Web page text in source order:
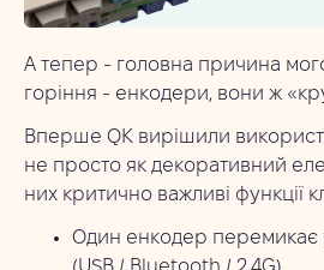
А тепер - головна причина
горіння - енкодери, вони ж
Вперше QK вирішили
не просто як декоративний
них критично важливі функції
Один енкодер перемикає